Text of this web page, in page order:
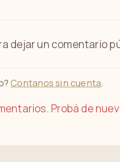
dejar un comentario
Contanos sin cuenta.
Probá de